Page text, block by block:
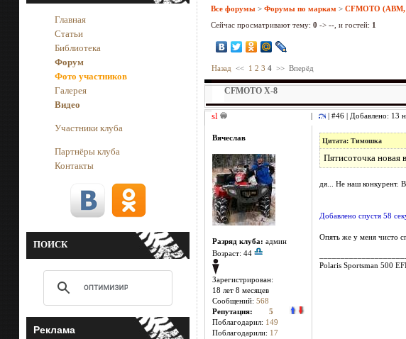
Главная
Статьи
Библиотека
Форум
Фото участников
Галерея
Видео
Участники клуба
Партнёры клуба
Контакты
ПОИСК
Реклама
Все форумы > Форумы по маркам > CFMOTO
Сейчас просматривают тему: 0 -> -- , и гостей: 1
Назад << 1 2 3 4 >> Вперёд
CFMOTO X-8
sl | #46 | Добавлено: 13
Вячеслав
Разряд клуба: админ
Возраст: 44
Зарегистрирован:
18 лет 8 месяцев
Сообщений: 568
Репутация: 5
Поблагодарил: 149
Поблагодарили: 17
Цитата: Тимошка
Пятисоточка новая
дя... Не наш конкурент.
Добавлено спустя 58
Опять же у меня чисто
Polaris Sportsman 500